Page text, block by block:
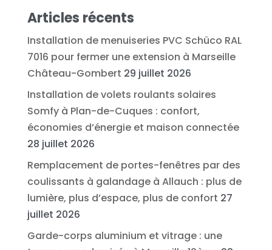
Articles récents
Installation de menuiseries PVC Schüco RAL
7016 pour fermer une extension à Marseille
Château-Gombert 29 juillet 2026
Installation de volets roulants solaires
Somfy à Plan-de-Cuques : confort,
économies d’énergie et maison connectée
28 juillet 2026
Remplacement de portes-fenêtres par des
coulissants à galandage à Allauch : plus de
lumière, plus d’espace, plus de confort 27
juillet 2026
Garde-corps aluminium et vitrage : une